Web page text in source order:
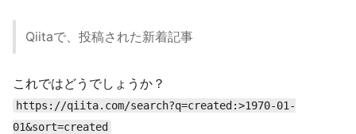
Qiitaで、投稿された新着記事
これではどうでしょうか？
https://qiita.com/search?q=created:>1970-01-
01&sort=created